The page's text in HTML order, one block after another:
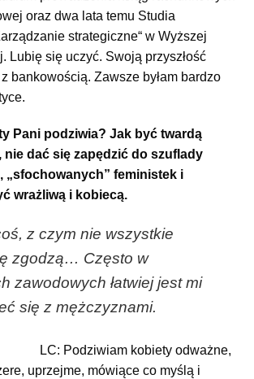
oraz dwa lata temu Studia
strategiczne“ w Wyższej
Lubię się uczyć. Swoją przyszłość
bankowością. Zawsze byłam bardzo
Pani podziwia? Jak być twardą
nie dać się zapędzić do szuflady
„sfochowanych” feministek i
wrażliwą i kobiecą.
z czym nie wszystkie
zgodzą… Często w
zawodowych łatwiej jest mi
się z mężczyznami.
LC: Podziwiam kobiety odważne,
uprzejme, mówiące co myślą i